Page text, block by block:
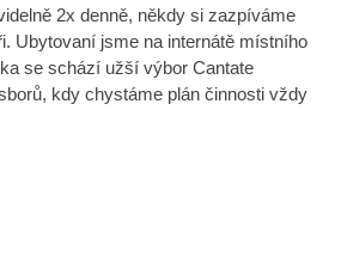
2x denně, někdy si zazpíváme
Ubytovaní jsme na internátě místního
se schází užší výbor Cantate
kdy chystáme plán činnosti vždy